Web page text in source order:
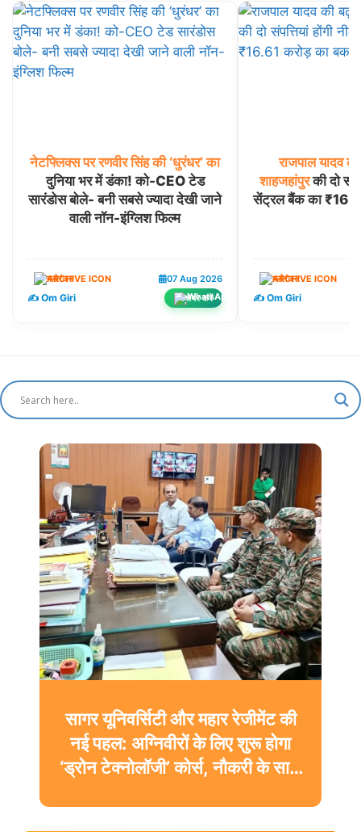
नेटफ्लिक्स पर रणवीर सिंह की ‘धुरंधर’ का
दुनिया भर में डंका! को-CEO टेड
सारंडोस बोले- बनी सबसे ज्यादा देखी जाने
वाली नॉन-इंग्लिश फिल्म
मनोरंजन 07 Aug 2026
✍️ Om Giri शेयर करें
राजपाल यादव की
शाहजहांपुरकी दो
सेंट्रल बैंक का
मनोरंजन
✍️ Om Giri
सागर यूनिवर्सिटी और महार रेजीमेंट की
नई पहल: अग्निवीरों के लिए शुरू होगा
‘ड्रोन टेक्नोलॉजी’ कोर्स, नौकरी के साथ